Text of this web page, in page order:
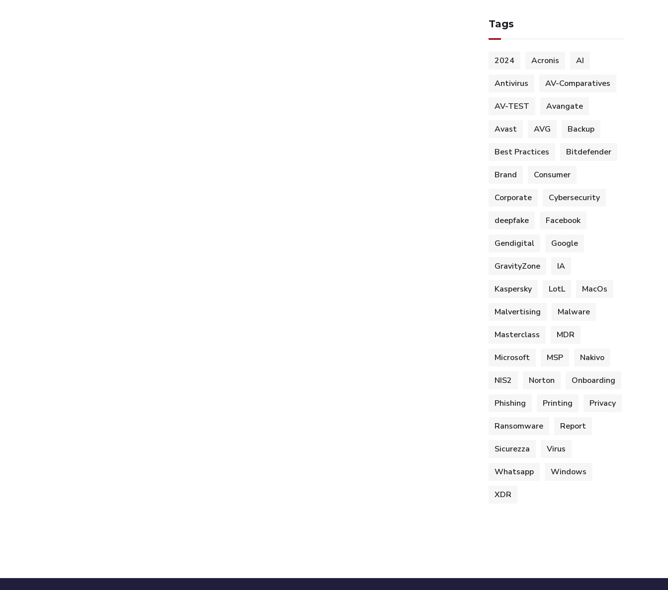
Tags
2024 Acronis AI
Antivirus AV-Comparatives
AV-TEST Avangate
Avast AVG Backup
Best Practices Bitdefender
Brand Consumer
Corporate Cybersecurity
deepfake Facebook
Gendigital Google
GravityZone IA
Kaspersky LotL MacOs
Malvertising Malware
Masterclass MDR
Microsoft MSP Nakivo
NIS2 Norton Onboarding
Phishing Printing Privacy
Ransomware Report
Sicurezza Virus
Whatsapp Windows
XDR